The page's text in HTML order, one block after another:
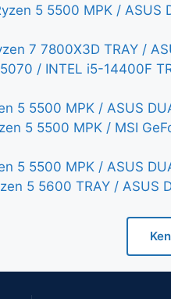
5 5500 MPK / ASUS
7 7800X3D TRAY /
/ INTEL i5-14400F
5 5500 MPK / ASUS
5 5500 MPK / MSI
5 5500 MPK / ASUS
5 5600 TRAY / ASUS